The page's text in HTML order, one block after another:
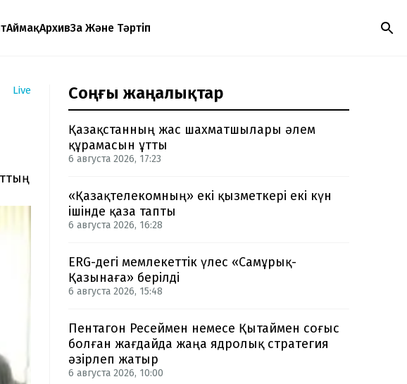
АймақАрхивЗаң Және Тәртіп
Live Соңғы жаңалықтар
Қазақстанның жас шахматшылары әлем
құрамасын ұтты
6 августа 2026, 17:23
«Қазақтелекомның» екі қызметкері екі күн
ішінде қаза тапты
6 августа 2026, 16:28
ERG-дегі мемлекеттік үлес «Самұрық-
Қазынаға» берілді
6 августа 2026, 15:48
Пентагон Ресеймен немесе Қытаймен соғыс
болған жағдайда жаңа ядролық стратегия
әзірлеп жатыр
6 августа 2026, 10:00